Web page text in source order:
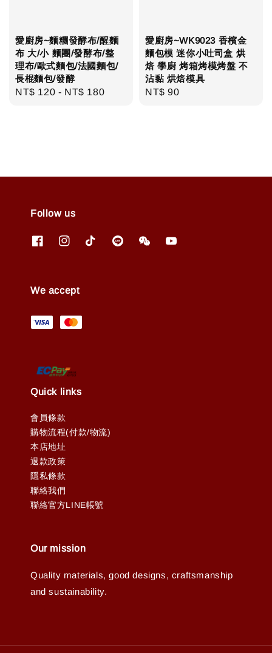
愛廚房~麵糰發酵布/醒麵
布 大/小 麵團/發酵布/整
理布/歐式麵包/法國麵包/
長棍麵包/發酵
Regular
NT$ 120 - NT$ 180
愛廚房~WK9023 香檳金
麵包模 迷你小吐司盒 烘
焙 學廚 烤箱烤模烤盤 不
沾黏 烘焙模具
Regular
NT$ 90
Follow us
We accept
Quick links
會員條款
購物流程(付款/物流)
本店地址
退款政策
隱私條款
聯絡我們
聯絡官方LINE帳號
Our mission
Quality materials, good designs, craftsmanship
and sustainability.